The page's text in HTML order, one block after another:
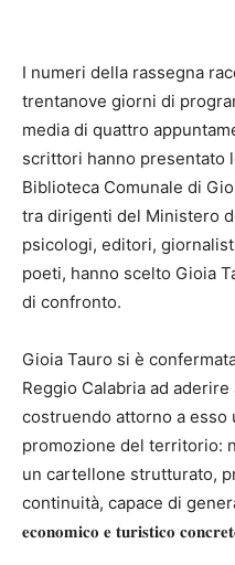
I numeri della rassegna
trentanove giorni di
media di quattro
scrittori hanno presentato
Biblioteca Comunale di
tra dirigenti del Ministero
psicologi, editori,
poeti, hanno scelto Gioia
di confronto.
Gioia Tauro si è
Reggio Calabria ad
costruendo attorno a esso
promozione del territorio:
un cartellone strutturato,
continuità, capace di
𝐞𝐜𝐨𝐧𝐨𝐦𝐢𝐜𝐨 𝐞 𝐭𝐮𝐫𝐢𝐬𝐭𝐢𝐜𝐨